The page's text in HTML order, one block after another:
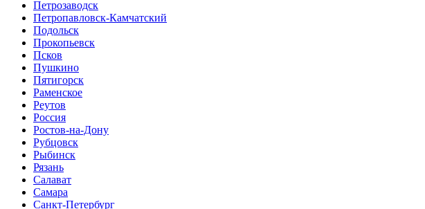
Петрозаводск
Петропавловск-Камчатский
Подольск
Прокопьевск
Псков
Пушкино
Пятигорск
Раменское
Реутов
Россия
Ростов-на-Дону
Рубцовск
Рыбинск
Рязань
Салават
Самара
Санкт-Петербург